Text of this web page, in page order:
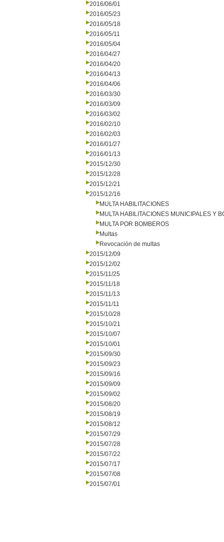
2016/06/01
2016/05/23
2016/05/18
2016/05/11
2016/05/04
2016/04/27
2016/04/20
2016/04/13
2016/04/06
2016/03/30
2016/03/09
2016/03/02
2016/02/10
2016/02/03
2016/01/27
2016/01/13
2015/12/30
2015/12/28
2015/12/21
2015/12/16
MULTA HABILITACIONES
MULTA HABILITACIONES MUNICIPALES Y
MULTA POR BOMBEROS
Multas
Revocación de multas
2015/12/09
2015/12/02
2015/11/25
2015/11/18
2015/11/13
2015/11/11
2015/10/28
2015/10/21
2015/10/07
2015/10/01
2015/09/30
2015/09/23
2015/09/16
2015/09/09
2015/09/02
2015/08/20
2015/08/19
2015/08/12
2015/07/29
2015/07/28
2015/07/22
2015/07/17
2015/07/08
2015/07/01